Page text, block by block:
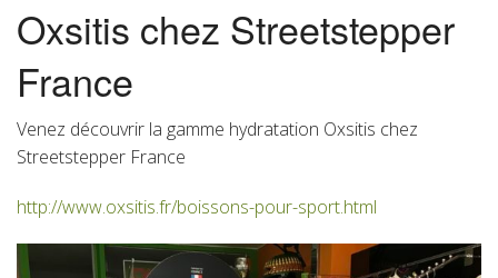
Oxsitis chez Streetstepper
France
Venez découvrir la gamme hydratation Oxsitis chez
Streetstepper France
http://www.oxsitis.fr/boissons-pour-sport.html